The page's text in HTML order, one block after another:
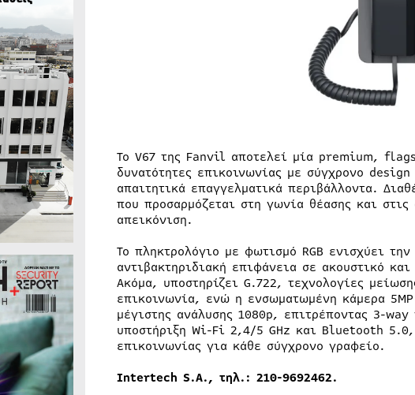
Το V67 της Fanvil αποτελεί μία premium,
δυνατότητες επικοινωνίας με σύγχρονο
απαιτητικά επαγγελματικά περιβάλλοντα.
που προσαρμόζεται στη γωνία θέασης και
απεικόνιση.
Το πληκτρολόγιο με φωτισμό RGB ενισχύει
αντιβακτηριδιακή επιφάνεια σε ακουστικό
Ακόμα, υποστηρίζει G.722, τεχνολογίες
επικοινωνία, ενώ η ενσωματωμένη κάμερα
μέγιστης ανάλυσης 1080p, επιτρέποντας 3-
υποστήριξη Wi-Fi 2,4/5 GHz και Bluetooth
επικοινωνίας για κάθε σύγχρονο γραφείο.
Intertech S.A., τηλ.: 210-9692462.